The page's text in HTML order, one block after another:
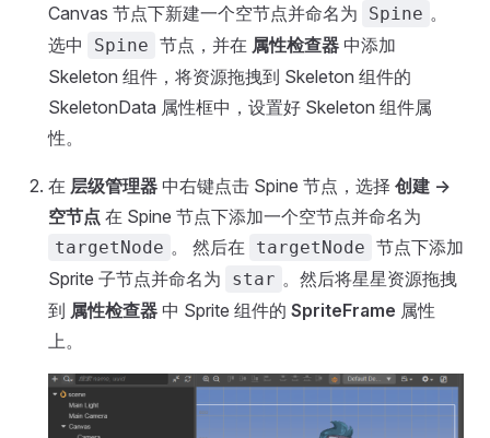
Canvas 节点下新建一个空节点并命名为
Spine 。
选中
Spine 节点，并在 属性检查器 中添加
Skeleton 组件，将资源拖拽到 Skeleton 组件的
SkeletonData 属性框中，设置好 Skeleton 组件属
性。
在 层级管理器 中右键点击 Spine 节点，选择 创建 ->
空节点 在 Spine 节点下添加一个空节点并命名为
targetNode 。 然后在 targetNode 节点下添加
Sprite 子节点并命名为
star 。然后将星星资源拖拽
到 属性检查器 中 Sprite 组件的 SpriteFrame 属性
上。